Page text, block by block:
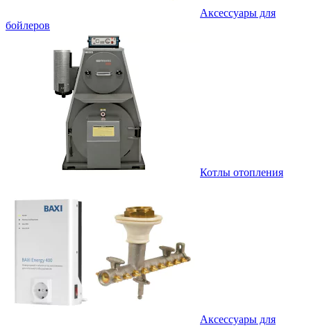
Аксессуары для
бойлеров
Котлы отопления
Аксессуары для